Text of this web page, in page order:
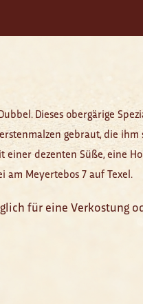
Dieses obergärige
gebraut, die
dezenten Süße, eine
am Meyertebos 7 auf Texel.
für eine Verkostung